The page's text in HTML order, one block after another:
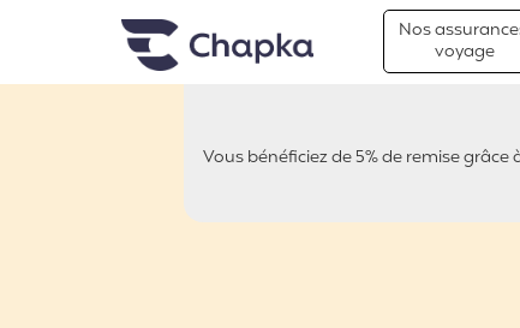
Chapka Assurances Voyages
Nos
voyage
Vous bénéficiez de 5% de remise grâce
ENTRE2POLES